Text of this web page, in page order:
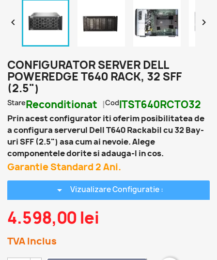
 
CONFIGURATOR SERVER DELL
POWEREDGE T640 RACK, 32 SFF
(2.5")
StareReconditionat CodITST640RCTO32
Prin acest configurator iti oferim posibilitatea de
a configura serverul Dell T640 Rackabil cu 32 Bay-
uri SFF (2.5") asa cum ai nevoie. Alege
componentele dorite si adauga-l in cos.
Garantie Standard 2 Ani.
arrow_drop_down Vizualizare Configuratie :
4.598,00 lei
TVA Inclus